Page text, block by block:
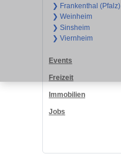
❯ Frankenthal (Pfalz)
❯ Weinheim
❯ Sinsheim
❯ Viernheim
Events
Freizeit
Immobilien
Jobs